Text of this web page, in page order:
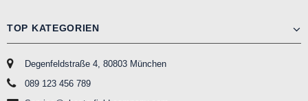
TOP KATEGORIEN
Degenfeldstraße 4, 80803 München
089 123 456 789